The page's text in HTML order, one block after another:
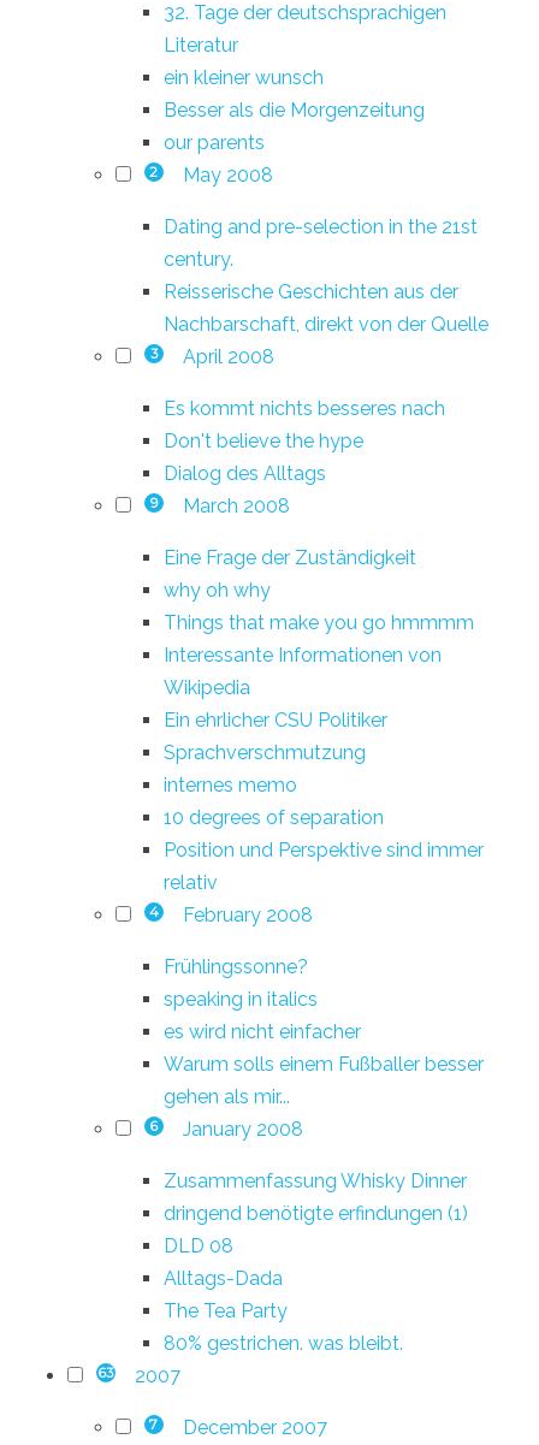
32. Tage der deutschsprachigen
Literatur
ein kleiner wunsch
Besser als die Morgenzeitung
our parents
2 May 2008
Dating and pre-selection in the 21st
century.
Reisserische Geschichten aus der
Nachbarschaft, direkt von der Quelle
3 April 2008
Es kommt nichts besseres nach
Don't believe the hype
Dialog des Alltags
9 March 2008
Eine Frage der Zuständigkeit
why oh why
Things that make you go hmmmm
Interessante Informationen von
Wikipedia
Ein ehrlicher CSU Politiker
Sprachverschmutzung
internes memo
10 degrees of separation
Position und Perspektive sind immer
relativ
4 February 2008
Frühlingssonne?
speaking in italics
es wird nicht einfacher
Warum solls einem Fußballer besser
gehen als mir...
6 January 2008
Zusammenfassung Whisky Dinner
dringend benötigte erfindungen (1)
DLD 08
Alltags-Dada
The Tea Party
80% gestrichen. was bleibt.
63 2007
7 December 2007